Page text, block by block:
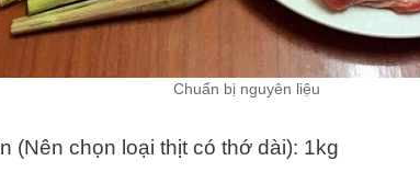
Chuẩn bị nguyên liệu
(Nên chọn loại thịt có thớ dài): 1kg